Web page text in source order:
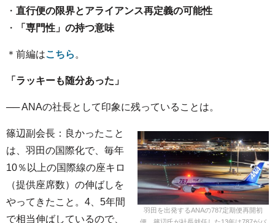
・ 直行便の限界とアライアンス再定義の可能性
・
「専門性」の持つ意味
＊前編はこちら 。
「ラッキーも随分あった」
── ANAの社長として印象に残っていることは。
羽田を出発するANAの787定期便再開初
篠辺副会長：良かったこと
は、羽田の国際化で、毎年
10％以上の国際線の座キロ
（提供座席数）の伸ばしを
やってきたこと。4、5年間
で相当伸ばしているので、